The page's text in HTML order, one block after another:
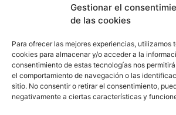
Gestionar el
de las cookies
Para ofrecer las mejores experiencias, utilizamos
cookies para almacenar y/o acceder a la
consentimiento de estas tecnologías nos
el comportamiento de navegación o las
sitio. No consentir o retirar el consentimiento,
negativamente a ciertas características y
produce colores vibrantes y precisos,
Quantum Mini LED, que garantiza un
brillantes. Por su parte, los televisores
por sus píxeles autoiluminados, que
absolutos, colores intensos e
profundidad.